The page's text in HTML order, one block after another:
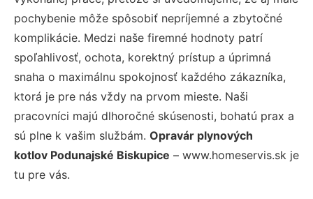
pochybenie môže spôsobiť nepríjemné a zbytočné
komplikácie. Medzi naše firemné hodnoty patrí
spoľahlivosť, ochota, korektný prístup a úprimná
snaha o maximálnu spokojnosť každého zákazníka,
ktorá je pre nás vždy na prvom mieste. Naši
pracovníci majú dlhoročné skúsenosti, bohatú prax a
sú plne k vašim službám. Opravár plynových
kotlov Podunajské Biskupice – www.homeservis.sk je
tu pre vás.